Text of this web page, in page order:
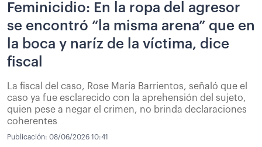
Feminicidio: En la ropa del agresor
se encontró “la misma arena” que en
la boca y naríz de la víctima, dice
fiscal
La fiscal del caso, Rose María Barrientos, señaló que el
caso ya fue esclarecido con la aprehensión del sujeto,
quien pese a negar el crimen, no brinda declaraciones
coherentes
Publicación: 08/06/2026 10:41